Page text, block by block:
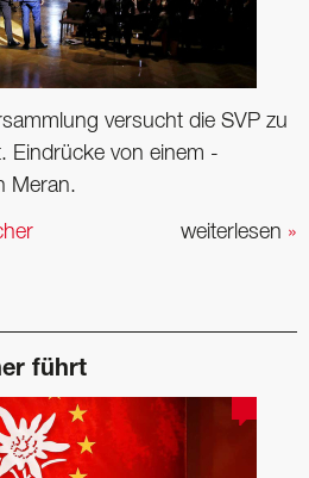
versucht die SVP zu
Eindrücke von einem
Meran.
weiterlesen »
führt